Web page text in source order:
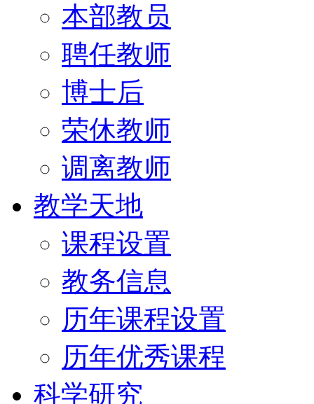
本部教员
聘任教师
博士后
荣休教师
调离教师
教学天地
课程设置
教务信息
历年课程设置
历年优秀课程
科学研究